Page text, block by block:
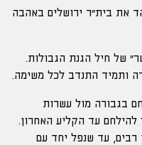
את בית״ר ירושלים באהבה
של חיל הגנת הגבולות.
ותמיד התנדב לכל משימה.
בגבורה מול עשרות
להילחם עד הקליע האחרון.
רבים, עד שנפל יחד עם